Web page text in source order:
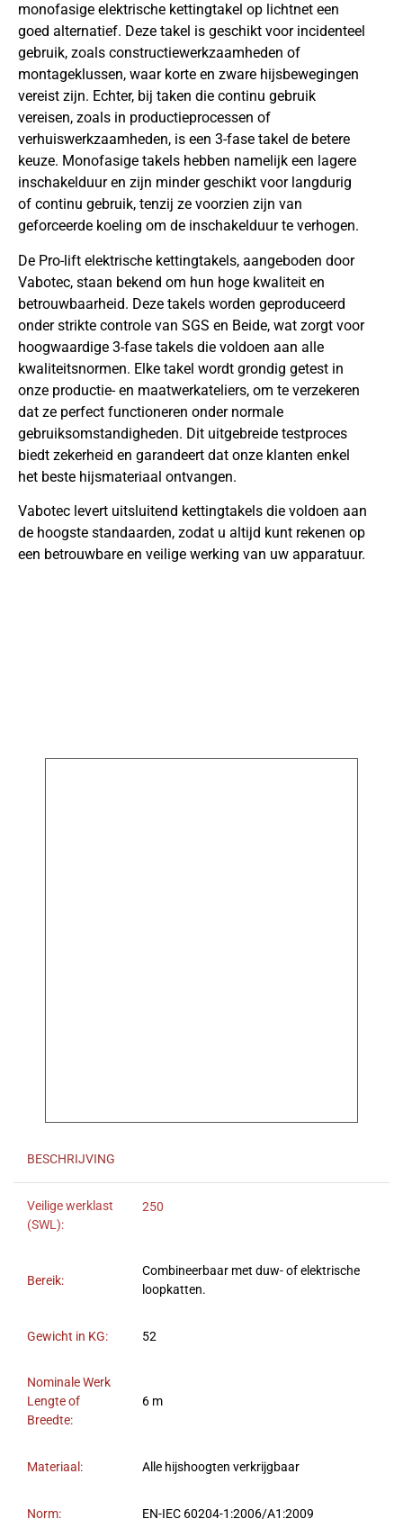
monofasige elektrische kettingtakel op lichtnet een
goed alternatief. Deze takel is geschikt voor incidenteel
gebruik, zoals constructiewerkzaamheden of
montageklussen, waar korte en zware hijsbewegingen
vereist zijn. Echter, bij taken die continu gebruik
vereisen, zoals in productieprocessen of
verhuiswerkzaamheden, is een 3-fase takel de betere
keuze. Monofasige takels hebben namelijk een lagere
inschakelduur en zijn minder geschikt voor langdurig
of continu gebruik, tenzij ze voorzien zijn van
geforceerde koeling om de inschakelduur te verhogen.
De Pro-lift elektrische kettingtakels, aangeboden door
Vabotec, staan bekend om hun hoge kwaliteit en
betrouwbaarheid. Deze takels worden geproduceerd
onder strikte controle van SGS en Beide, wat zorgt voor
hoogwaardige 3-fase takels die voldoen aan alle
kwaliteitsnormen. Elke takel wordt grondig getest in
onze productie- en maatwerkateliers, om te verzekeren
dat ze perfect functioneren onder normale
gebruiksomstandigheden. Dit uitgebreide testproces
biedt zekerheid en garandeert dat onze klanten enkel
het beste hijsmateriaal ontvangen.
Vabotec levert uitsluitend kettingtakels die voldoen aan
de hoogste standaarden, zodat u altijd kunt rekenen op
een betrouwbare en veilige werking van uw apparatuur.
BESCHRIJVING
Veilige werklast
(SWL):
250
Bereik:
Combineerbaar met duw- of elektrische
loopkatten.
Gewicht in KG: 52
Nominale Werk
Lengte of
Breedte:
6 m
Materiaal: Alle hijshoogten verkrijgbaar
Norm: EN-IEC 60204-1:2006/A1:2009